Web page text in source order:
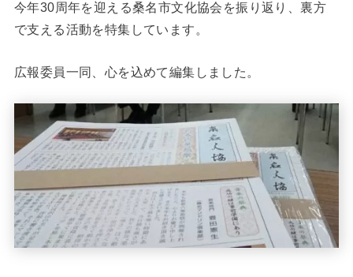
今年30周年を迎える桑名市文化協会を振り返り、裏方
で支える活動を特集しています。
広報委員一同、心を込めて編集しました。